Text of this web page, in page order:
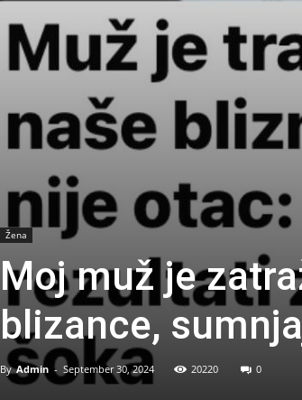
Žena
Moj muž je
blizance,
By Admin - September 30, 2024 20220 0